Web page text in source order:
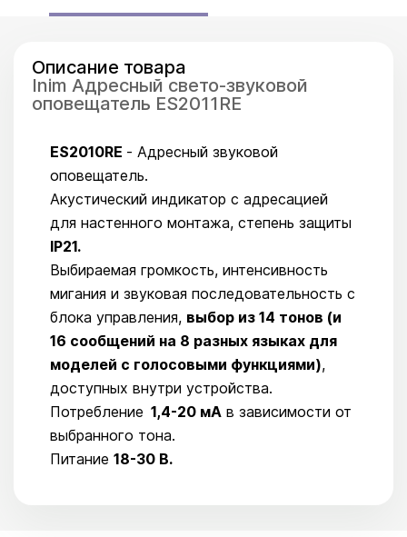
Описание товара
Inim Адресный свето-звуковой
оповещатель ES2011RE
ES2010RE - Адресный звуковой
оповещатель.
Акустический индикатор с адресацией
для настенного монтажа, степень защиты
IP21.
Выбираемая громкость, интенсивность
мигания и звуковая последовательность с
блока управления, выбор из 14 тонов (и
16 сообщений на 8 разных языках для
моделей с голосовыми функциями),
доступных внутри устройства.
Потребление 1,4-20 мA в зависимости от
выбранного тона.
Питание 18-30 В.